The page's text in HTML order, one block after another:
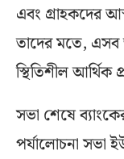
এবং গ্রাহকদের
তাদের মতে,
স্থিতিশীল আর্থিক
সভা শেষে
পর্যালোচনা সভা